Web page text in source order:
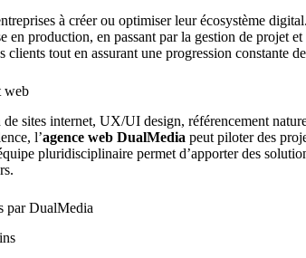
à créer ou optimiser leur écosystème
en production, en passant par la gestion de projet
clients tout en assurant une progression constante
web
sites internet, UX/UI design, référencement
l’agence web DualMedia peut piloter des
pluridisciplinaire permet d’apporter des
par DualMedia